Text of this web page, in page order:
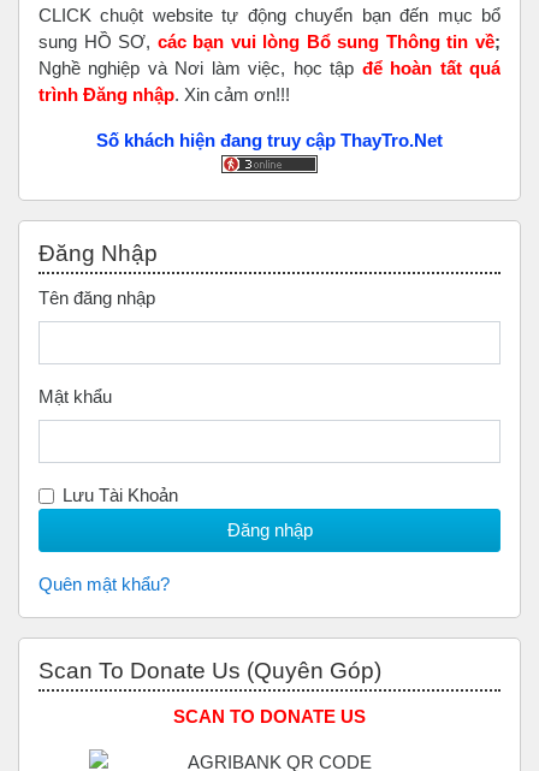
CLICK chuột website tự động chuyển bạn đến mục bổ
sung HỒ SƠ, các bạn vui lòng Bổ sung Thông tin về;
Nghề nghiệp và Nơi làm việc, học tập để hoàn tấtquá
trình Đăng nhập. Xin cảm ơn!!!
Số khách hiện đang truy cập ThayTro.Net
Đăng Nhập
Tên đăng nhập
Mật khẩu
Lưu Tài Khoản
Quên mật khẩu?
Scan To Donate Us (Quyên Góp)
SCAN TO DONATE US